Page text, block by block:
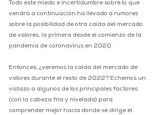
Todo este miedo e incertidumbre sobre lo que
vendrá a continuación ha llevado a rumores
sobre la posibilidad de otra caída del mercado
de valores, la primera desde el comienzo de la
pandemia de coronavirus en 2020.
Entonces, ¿veremos la caída del mercado de
valores durante el resto de 2022? Echemos un
vistazo a algunos de los principales factores
(con la cabeza fría y nivelada) para
comprender mejor hacia donde se dirige el